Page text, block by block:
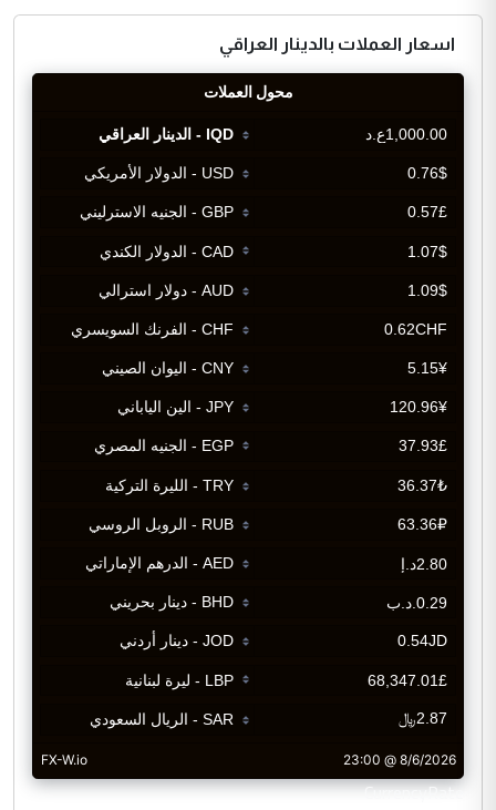
اسعار العملات بالدينار العراقي
CurrencyRate